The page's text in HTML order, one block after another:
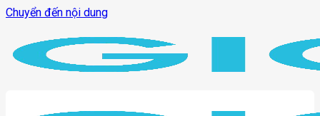
Chuyển đến nội dung